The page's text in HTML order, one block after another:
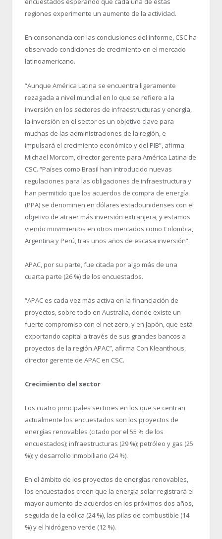
regiones experimente un aumento de la actividad.
En consonancia con las conclusiones del informe, CSC ha
observado condiciones de crecimiento en el mercado
latinoamericano.
“Aunque América Latina se encuentra ligeramente
rezagada a nivel mundial en lo que se refiere a la
inversión en los sectores de infraestructuras y energía,
la inversión en el sector es un objetivo clave para
muchas de las administraciones de la región, e
impulsará el crecimiento económico y del PIB”, afirma
Michael Morcom, director gerente para América Latina de
CSC. “Países como Brasil han introducido nuevas
regulaciones para las obligaciones de infraestructura y
han permitido que los acuerdos de compra de energía
(PPA) se denominen en dólares estadounidenses con el
objetivo de atraer más inversión extranjera, y estamos
viendo movimientos en otros mercados como Colombia,
Argentina y Perú, tras unos años de escasa inversión”.
APAC, por su parte, fue citada por algo más de una
cuarta parte (26 %) de los encuestados.
“APAC es cada vez más activa en la financiación de
proyectos, sobre todo en Australia, donde existe un
fuerte compromiso con el net zero, y en Japón, que está
exportando capital a través de sus grandes bancos a
proyectos de la región APAC”, afirma Con Kleanthous,
director gerente de APAC en CSC.
Crecimiento del sector
Los cuatro principales sectores en los que se centran
actualmente los encuestados son los proyectos de
energías renovables (citado por el 55 % de los
encuestados); infraestructuras (29 %); petróleo y gas (25
%); y desarrollo inmobiliario (24 %).
En el ámbito de los proyectos de energías renovables,
los encuestados creen que la energía solar registrará el
mayor aumento de acuerdos en los próximos dos años,
seguida de la eólica (24 %), las pilas de combustible (14
%) y el hidrógeno verde (12 %).